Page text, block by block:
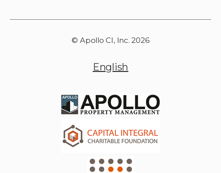
© Apollo CI, Inc. 2026
English